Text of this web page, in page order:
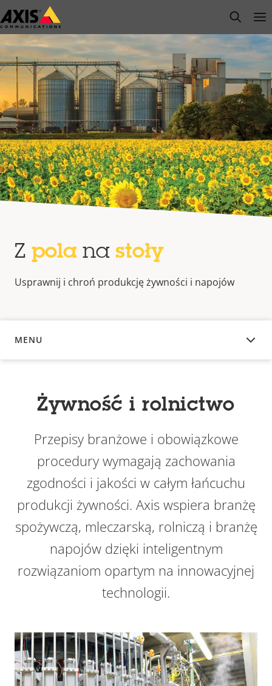
Przejdź
do
głównej
zawartości
open
Z pola na stoły
Usprawnij i chroń produkcję żywności i napojów
MENU
INFORMACJE OGÓLNE
Żywność i rolnictwo
Przepisy branżowe i obowiązkowe
procedury wymagają zachowania
zgodności i jakości w całym łańcuchu
produkcji żywności. Axis wspiera branżę
spożywczą, mleczarską, rolniczą i branżę
napojów dzięki inteligentnym
rozwiązaniom opartym na innowacyjnej
technologii.